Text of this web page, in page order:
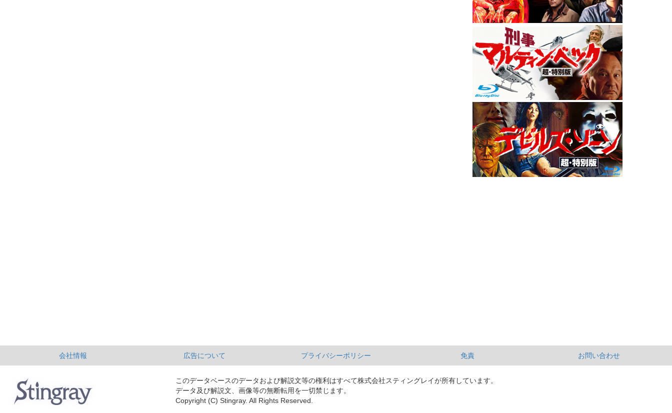
会社情報 広告について プライバシーポリシー 免責 お問い合わせ
このデータベースのデータおよび解説文等の権利はすべて株式会社スティングレイが所有しています。
データ及び解説文、画像等の無断転用を一切禁じます。
Copyright (C) Stingray. All Rights Reserved.